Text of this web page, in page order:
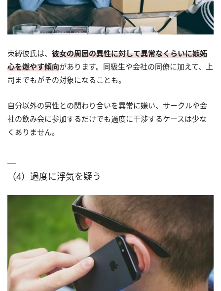
束縛彼氏は、 彼女の周囲の異性に対して異常なくらいに嫉妬
心を燃やす傾向があります。同級生や会社の同僚に加えて、上
司までもがその対象になることも。
自分以外の男性との関わり合いを異常に嫌い、サークルや会
社の飲み会に参加するだけでも過度に干渉するケースは少な
くありません。
（4）過度に浮気を疑う